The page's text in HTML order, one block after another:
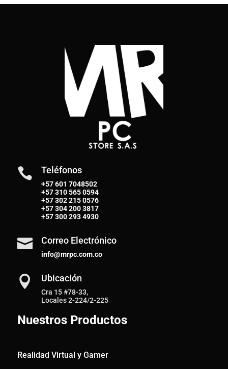
 Teléfonos
+57 601 7048502
+57310 565 0594
+57302 215 0576
+57304 200 3817
+57300 293 4930
 Correo Electrónico
info@mrpc.com.co
 Ubicación
Cra 15 #78-33,
Locales 2-224/2-225
Nuestros Productos
Realidad Virtual y Gamer